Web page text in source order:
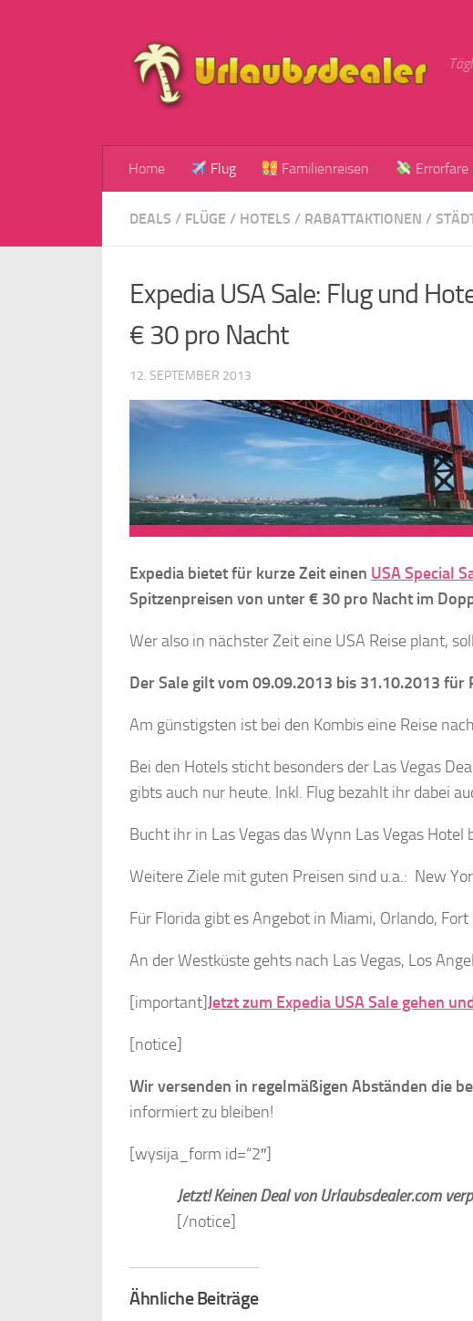
Home Flug Familienreisen Errorfare
DEALS / FLÜGE / HOTELS / RABATTAKTIONEN /
Expedia USA Sale: Flug und
€ 30 pro Nacht
12. SEPTEMBER 2013
Expedia bietet für kurze Zeit einen USA Special
Spitzenpreisen von unter € 30 pro Nacht im
Wer also in nächster Zeit eine USA Reise plant,
Der Sale gilt vom 09.09.2013 bis 31.10.2013 für
Am günstigsten ist bei den Kombis eine Reise
Bei den Hotels sticht besonders der Las Vegas
gibts auch nur heute. Inkl. Flug bezahlt ihr dabei
Bucht ihr in Las Vegas das Wynn Las Vegas
Weitere Ziele mit guten Preisen sind u.a.: New
Für Florida gibt es Angebot in Miami, Orlando,
An der Westküste gehts nach Las Vegas, Los
[important]Jetzt zum Expedia USA Sale gehen
[notice]
Wir versenden in regelmäßigen Abständen die
informiert zu bleiben!
[wysija_form id=“2″]
Jetzt! Keinen Deal von Urlaubsdealer.com
[/notice]
Ähnliche Beiträge